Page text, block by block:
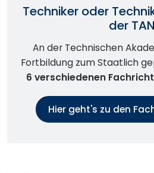
Techniker oder
der
An der Technischen
Fortbildung zum Staatlich
6 verschiedenen
Hier geht's zu den